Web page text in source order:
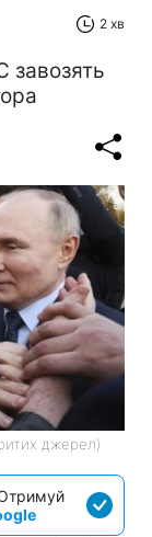
2 хв
джерел)